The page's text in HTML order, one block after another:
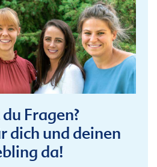
Fragen?
dich und deinen
da!